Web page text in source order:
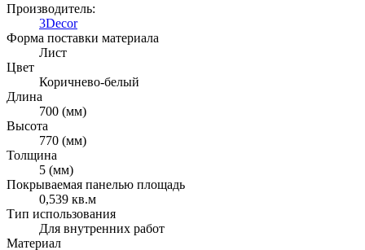
Производитель:
3Decor
Форма поставки материала
Лист
Цвет
Коричнево-белый
Длина
700 (мм)
Высота
770 (мм)
Толщина
5 (мм)
Покрываемая панелью площадь
0,539 кв.м
Тип использования
Для внутренних работ
Материал